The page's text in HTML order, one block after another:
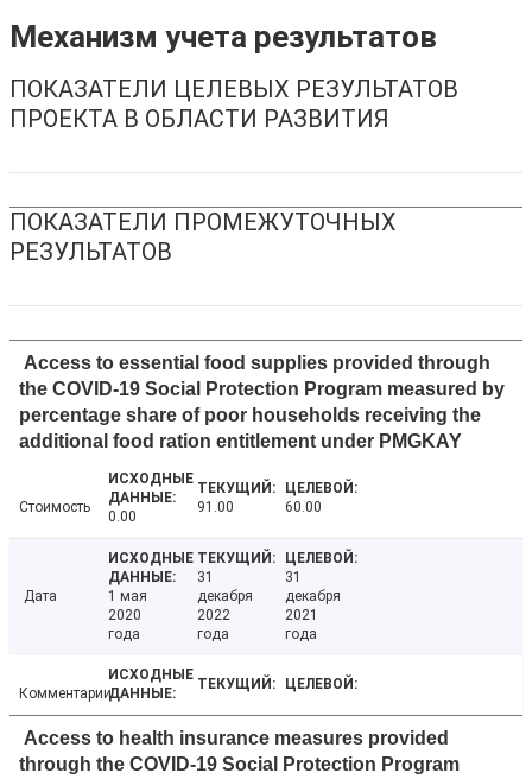
Механизм учета результатов
ПОКАЗАТЕЛИ ЦЕЛЕВЫХ РЕЗУЛЬТАТОВ
ПРОЕКТА В ОБЛАСТИ РАЗВИТИЯ
ПОКАЗАТЕЛИ ПРОМЕЖУТОЧНЫХ
РЕЗУЛЬТАТОВ
Access to essential food supplies provided through
the COVID-19 Social Protection Program measured by
percentage share of poor households receiving the
additional food ration entitlement under PMGKAY
Стоимость
0.00
91.00 60.00
Дата
1 мая
2020
года
31
декабря
2022
года
31
декабря
2021
года
Комментарии
Access to health insurance measures provided
through the COVID-19 Social Protection Program